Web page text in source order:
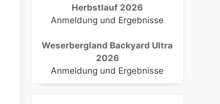
Herbstlauf 2026
Anmeldung und Ergebnisse
Weserbergland Backyard Ultra
2026
Anmeldung und Ergebnisse